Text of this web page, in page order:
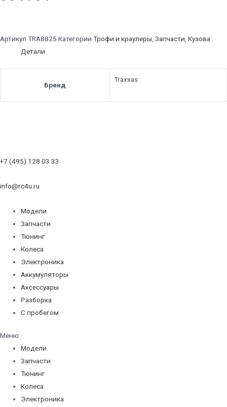
Артикул TRA8825 Категории Трофи и краулеры, Запчасти, Кузова
Детали
Бренд
Traxxas
+7 (495) 128 03 33
info@rc4u.ru
Модели
Запчасти
Тюнинг
Колеса
Электроника
Аккумуляторы
Аксессуары
Разборка
С пробегом
Меню
Модели
Запчасти
Тюнинг
Колеса
Электроника